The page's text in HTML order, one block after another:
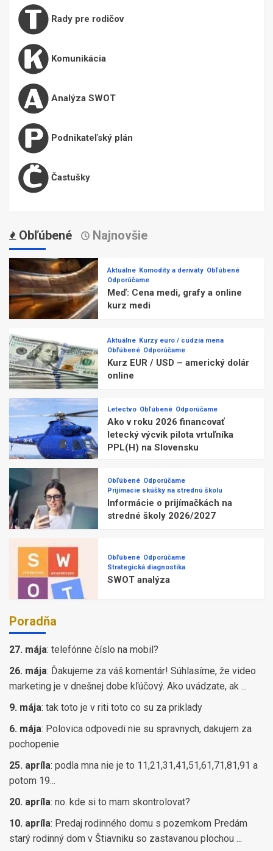
Rady pre rodičov
Komunikácia
Analýza SWOT
Podnikateľský plán
Častušky
Obľúbené Najnovšie
Aktuálne Komodity a deriváty Obľúbené
Odporúčame
Meď: Cena medi, grafy a online
kurz medi
Aktuálne Kurzy euro / cudzia mena
Obľúbené Odporúčame
Kurz EUR / USD – americký dolár
online
Letectvo Obľúbené Odporúčame
Ako v roku 2026 financovať
letecký výcvik pilota vrtuľníka
PPL(H) na Slovensku
Obľúbené Odporúčame
Prijímacie skúšky na strednú školu
Informácie o prijímačkách na
stredné školy 2026/2027
Obľúbené Odporúčame
Strategická diagnostika
SWOT analýza
Poradňa
27. mája: telefónne číslo na mobil?
26. mája: Ďakujeme za váš komentár! Súhlasíme, že video
marketing je v dnešnej dobe kľúčový. Ako uvádzate, ak ...
9. mája: tak toto je v riti toto co su za priklady
6. mája: Polovica odpovedi nie su spravnych, dakujem za
pochopenie
25. apríla: podla mna nie je to 11,21,31,41,51,61,71,81,91 a
potom 19...
20. apríla: no. kde si to mam skontrolovat?
10. apríla: Predaj rodinného domu s pozemkom Predám
starý rodinný dom v Štiavniku so zastavanou plochou ...